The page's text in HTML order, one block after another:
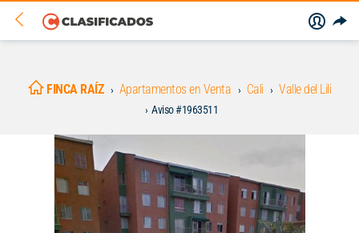
FINCA RAÍZ Apartamentos en Venta Cali Valle del Lili
Aviso #1963511